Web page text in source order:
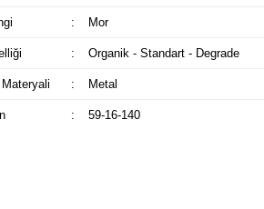
: Mor
: Organik - Standart - Degrade
: Metal
: 59-16-140